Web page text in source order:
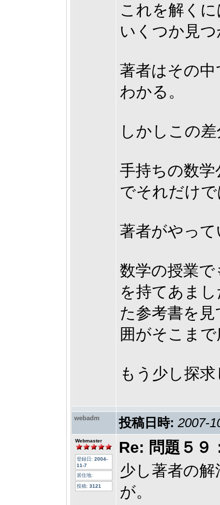
これを解く
いくつか見
著者はその
わかる。
しかしこの
手持ちの数
でそれだけ
著者がやっ
数学の授業
を持てあま
た参考書を
囲がそこま
もう少し探
webadm 投稿日時: 2007-
Webmaster
登録日: 2004-
11-7
居住地:
投稿: 3121
Re: 問題５９
少し著者の
が。